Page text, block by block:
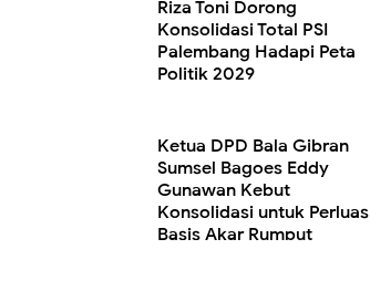
Riza Toni Dorong
Konsolidasi Total PSI
Palembang Hadapi Peta
Politik 2029
Ketua DPD Bala Gibran
Sumsel Bagoes Eddy
Gunawan Kebut
Konsolidasi untuk Perluas
Basis Akar Rumput